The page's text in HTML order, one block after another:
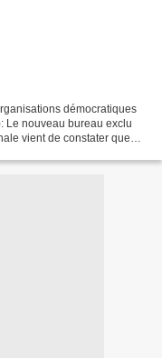
démocratiques
Le nouveau bureau exclu
vient de constater que